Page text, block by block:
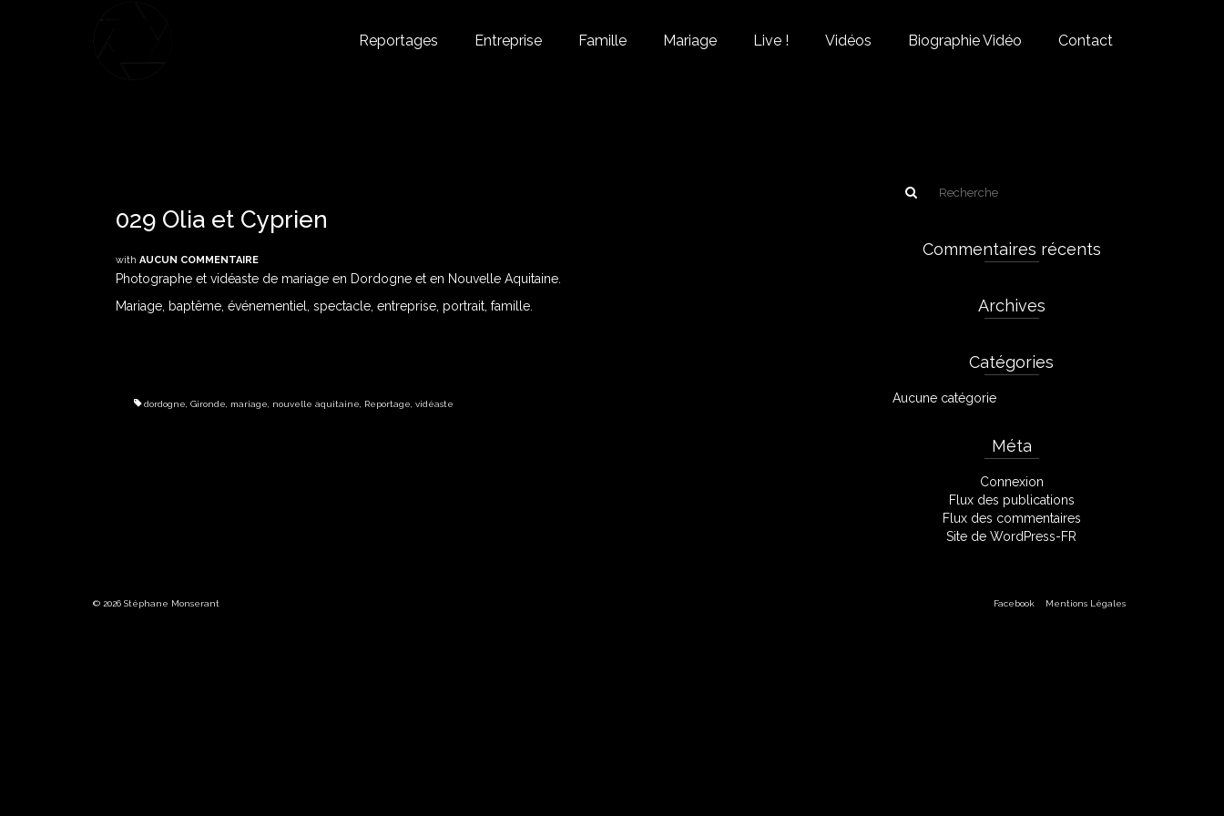
Reportages Entreprise Famille Mariage Live ! Vidéos Biographie Vidéo Contact
029 Olia et Cyprien
with AUCUN COMMENTAIRE
Photographe et vidéaste de mariage en Dordogne et en Nouvelle Aquitaine.
Mariage, baptême, événementiel, spectacle, entreprise, portrait, famille.
dordogne Gironde mariage nouvelle aquitaine Reportage vidéaste
Commentaires récents
Archives
Catégories
Aucune catégorie
Méta
Connexion
Flux des publications
Flux des commentaires
Site de WordPress-FR
Facebook Mentions Légales
© 2026 Stéphane Monserant